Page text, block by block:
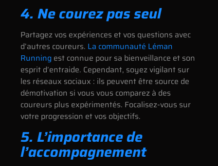
4. Ne courez pas seul
Partagez vos expériences et vos questions avec
d’autres coureurs. La communauté Léman
Running est connue pour sa bienveillance et son
esprit d’entraide. Cependant, soyez vigilant sur
les réseaux sociaux : ils peuvent être source de
démotivation si vous vous comparez à des
coureurs plus expérimentés. Focalisez-vous sur
votre progression et vos objectifs.
5. L’importance de
l’accompagnement